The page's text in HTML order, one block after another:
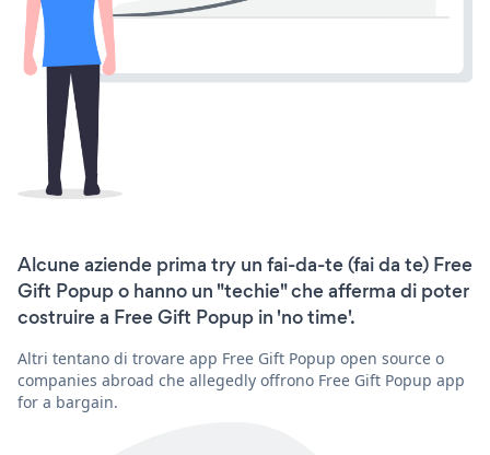
Alcune aziende prima try un fai-da-te (fai da te) Free
Gift Popup o hanno un "techie" che afferma di poter
costruire a Free Gift Popup in 'no time'.
Altri tentano di trovare app Free Gift Popup open source o
companies abroad che allegedly offrono Free Gift Popup app
for a bargain.